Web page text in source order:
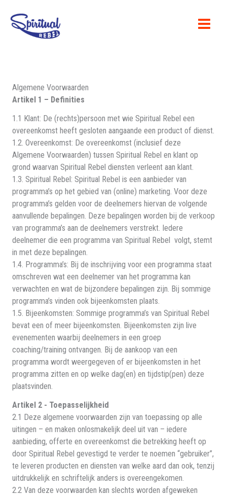
naar
Algemene Voorwaarden
Artikel 1 – Definities
1.1 Klant: De (rechts)persoon met wie Spiritual Rebel een
overeenkomst heeft gesloten aangaande een product of dienst.
1.2. Overeenkomst: De overeenkomst (inclusief deze
Algemene Voorwaarden) tussen Spiritual Rebel en klant op
grond waarvan Spiritual Rebel diensten verleent aan klant.
1.3. Spiritual Rebel: Spiritual Rebel is een aanbieder van
programma’s op het gebied van (online) marketing. Voor deze
programma’s gelden voor de deelnemers hiervan de volgende
aanvullende bepalingen. Deze bepalingen worden bij de verkoop
van programma’s aan de deelnemers verstrekt. Iedere
deelnemer die een programma van Spiritual Rebel volgt, stemt
in met deze bepalingen.
1.4. Programma’s: Bij de inschrijving voor een programma staat
omschreven wat een deelnemer van het programma kan
verwachten en wat de bijzondere bepalingen zijn. Bij sommige
programma’s vinden ook bijeenkomsten plaats.
1.5. Bijeenkomsten: Sommige programma’s van Spiritual Rebel
bevat een of meer bijeenkomsten. Bijeenkomsten zijn live
evenementen waarbij deelnemers in een groep
coaching/training ontvangen. Bij de aankoop van een
programma wordt weergegeven of er bijeenkomsten in het
programma zitten en op welke dag(en) en tijdstip(pen) deze
plaatsvinden.
Artikel 2 - Toepasselijkheid
2.1 Deze algemene voorwaarden zijn van toepassing op alle
uitingen – en maken onlosmakelijk deel uit van – iedere
aanbieding, offerte en overeenkomst die betrekking heeft op
door Spiritual Rebel gevestigd te verder te noemen “gebruiker”,
te leveren producten en diensten van welke aard dan ook, tenzij
uitdrukkelijk en schriftelijk anders is overeengekomen.
2.2 Van deze voorwaarden kan slechts worden afgeweken